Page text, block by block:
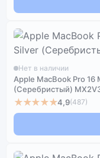
Нет в наличии
Apple MacBook Pro
(Серебристый)
★★★★★4,9(487)